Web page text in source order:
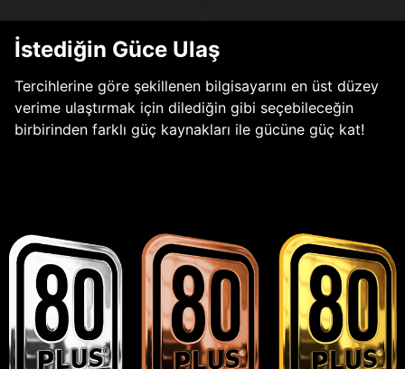
İstediğin Güce Ulaş
Tercihlerine göre şekillenen bilgisayarını en üst düzey
verime ulaştırmak için dilediğin gibi seçebileceğin
birbirinden farklı güç kaynakları ile gücüne güç kat!